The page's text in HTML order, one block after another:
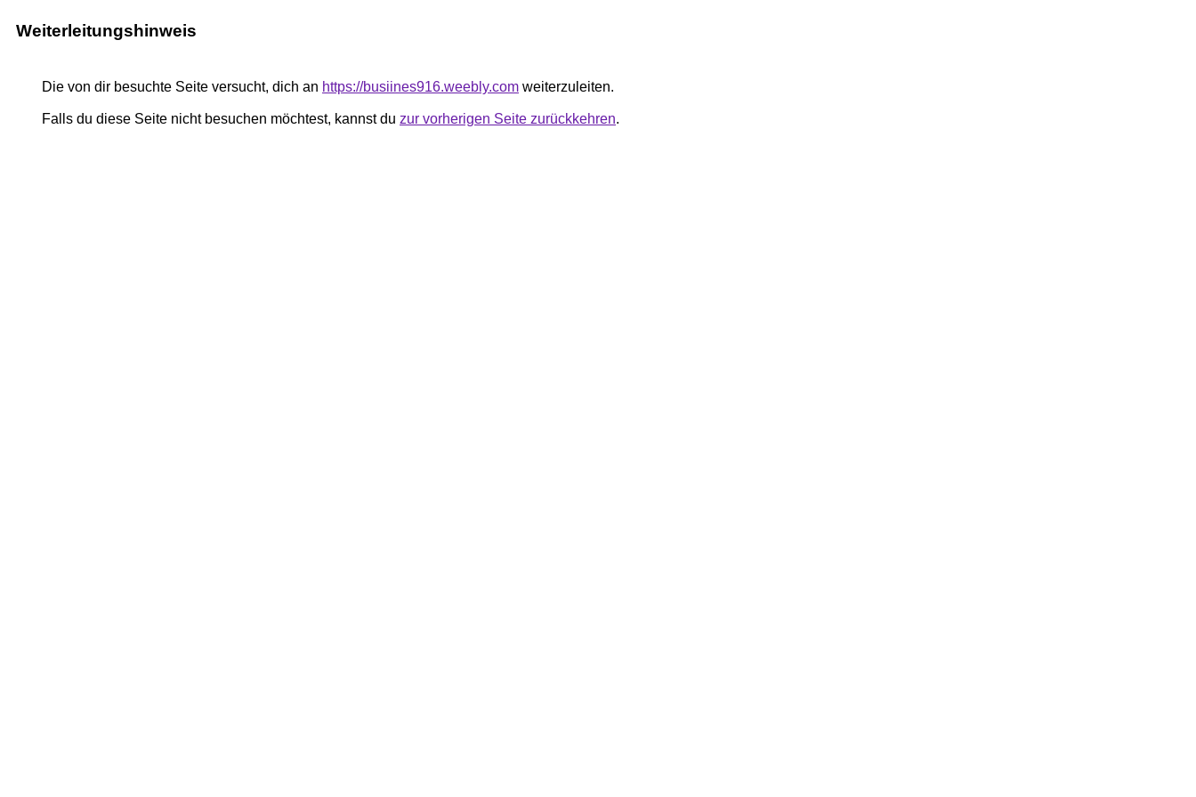
Weiterleitungshinweis
Die von dir besuchte Seite versucht, dich an https://busiines916.weebly.com weiterzuleiten.
Falls du diese Seite nicht besuchen möchtest, kannst du zur vorherigen Seite zurückkehren.